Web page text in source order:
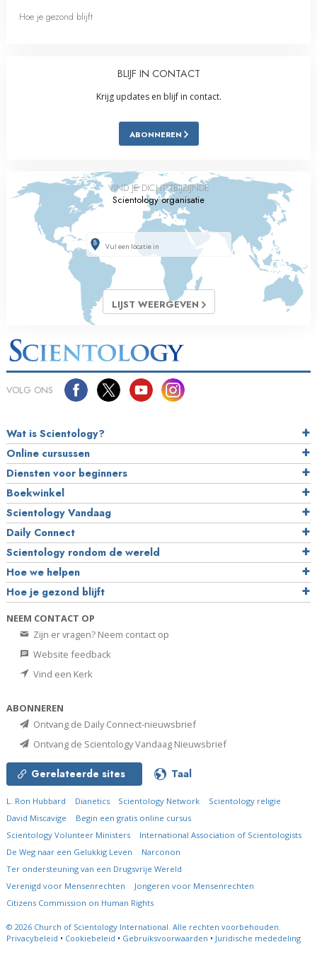
Hoe je gezond blijft
BLIJF IN CONTACT
Krijg updates en blijf in contact.
ABONNEREN
VIND JE DICHTSTBIJZIJNDE
Scientology organisatie
LIJST WEERGEVEN
VOLG ONS
Wat is Scientology?
Online cursussen
Diensten voor beginners
Boekwinkel
Scientology Vandaag
Daily Connect
Scientology rondom de wereld
Hoe we helpen
Hoe je gezond blijft
NEEM CONTACT OP
Zijn er vragen? Neem contact op
Website feedback
Vind een Kerk
ABONNEREN
Ontvang de Daily Connect-nieuwsbrief
Ontvang de Scientology Vandaag Nieuwsbrief
Gerelateerde sites Taal
L. Ron Hubbard Dianetics Scientology Network
Scientology religie
David Miscavige
Begin een gratis online cursus
Scientology Volunteer Ministers
International Association of Scientologists
De Weg naar een Gelukkig Leven
Narconon
Ter ondersteuning van een Drugsvrije Wereld
Verenigd voor Mensenrechten
Jongeren voor Mensenrechten
Citizens Commission on Human Rights
© 2026 Church of Scientology International. Alle rechten voorbehouden.
Privacybeleid • Cookiebeleid • Gebruiksvoorwaarden • Juridische mededeling